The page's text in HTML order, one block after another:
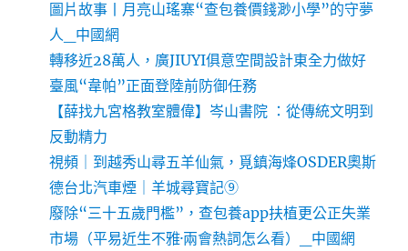
圖片故事丨月亮山瑤寨“查包養價錢渺小學”的守夢
人_中國網
轉移近28萬人，廣JIUYI俱意空間設計東全力做好
臺風“韋帕”正面登陸前防御任務
【薛找九宮格教室體偉】岑山書院 ：從傳統文明到
反動精力
視頻｜到越秀山尋五羊仙氣，覓鎮海烽OSDER奧斯
德台北汽車煙｜羊城尋寶記⑨
廢除“三十五歲門檻”，查包養app扶植更公正失業
市場（平易近生不雅·兩會熱詞怎么看）_中國網